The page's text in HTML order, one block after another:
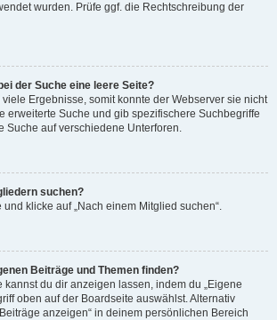
wurden. Prüfe ggf. die Rechtschreibung der
der Suche eine leere Seite?
Ergebnisse, somit konnte der Webserver sie nicht
erweiterte Suche und gib spezifischere Suchbegriffe
Suche auf verschiedene Unterforen.
suchen?
klicke auf „Nach einem Mitglied suchen“.
Beiträge und Themen finden?
kannst du dir anzeigen lassen, indem du „Eigene
oben auf der Boardseite auswählst. Alternativ
anzeigen“ in deinem persönlichen Bereich